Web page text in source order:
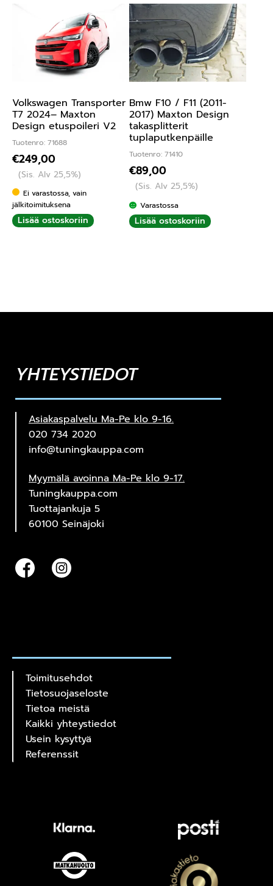
Volkswagen Transporter
T7 2024– Maxton
Design etuspoileri V2
Tuotenro: 71688
€249,00
(Sis. Alv 25,5%)
Ei varastossa, vain
jälkitoimituksena
Lisää ostoskoriin
Bmw F10 / F11 (2011-
2017) Maxton Design
takasplitterit
tuplaputkenpäille
Tuotenro: 71410
€89,00
(Sis. Alv 25,5%)
Varastossa
Lisää ostoskoriin
YHTEYSTIEDOT
Asiakaspalvelu Ma-Pe klo 9-16.
020 734 2020
info@tuningkauppa.com
Myymälä avoinna Ma-Pe klo 9-17.
Tuningkauppa.com
Tuottajankuja 5
60100 Seinäjoki
Toimitusehdot
Tietosuojaseloste
Tietoa meistä
Kaikki yhteystiedot
Usein kysyttyä
Referenssit